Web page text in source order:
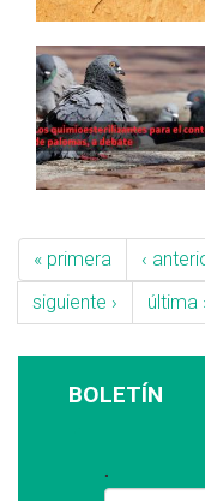
« primera ‹
siguiente ›
última
BOLETÍN